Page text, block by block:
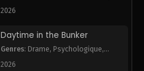
Romance
2026
Daytime in the Bunker
Genres: Drame, Psychologique,
Romance
2026